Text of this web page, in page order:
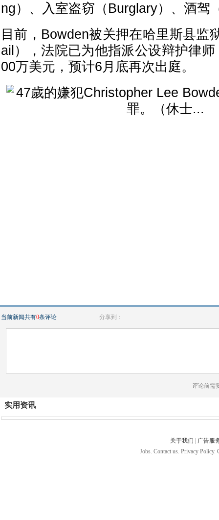
ng）、入室盗窃（Burglary）、酒驾
目前，Bowden被关押在哈里斯县监
ail），法院已为他指派公设辩护律
00万美元，预计6月底再次出庭。
当前新闻共有0条评论 分享到：
评论前需
实用资讯
关于我们
广告服
Jobs. Contact us. Privacy